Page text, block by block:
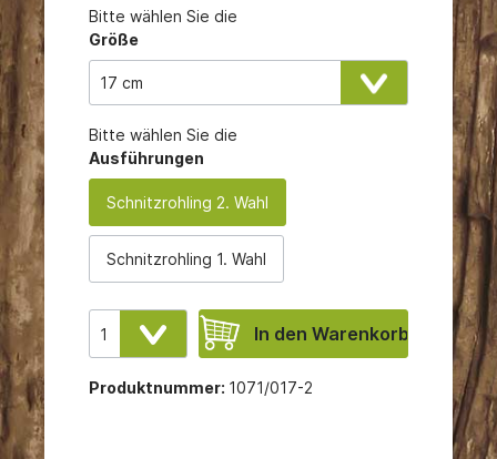
Bitte wählen Sie die
Größe
Bitte wählen Sie die
Ausführungen
Schnitzrohling 2. Wahl
Schnitzrohling 1. Wahl
In den Warenkorb
Produktnummer: 1071/017-2